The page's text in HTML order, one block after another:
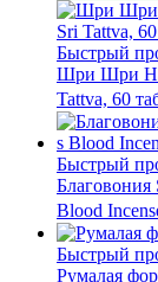
Быстрый
Шри Шри
Tattva, 60
Быстрый
Благовония
Blood
Быстрый
Румалая